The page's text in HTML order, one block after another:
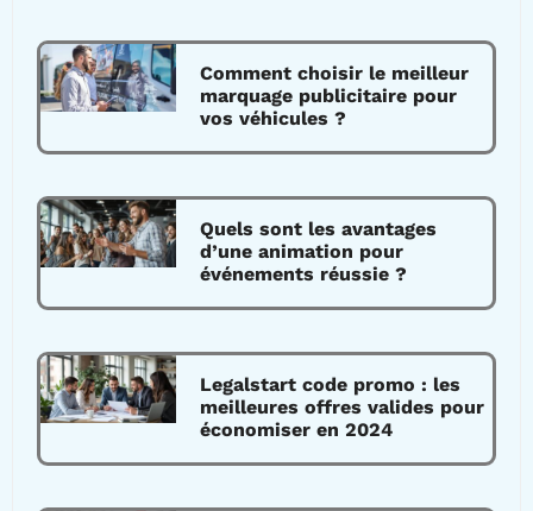
Comment choisir le meilleur
marquage publicitaire pour
vos véhicules ?
Quels sont les avantages
d’une animation pour
événements réussie ?
Legalstart code promo : les
meilleures offres valides pour
économiser en 2024